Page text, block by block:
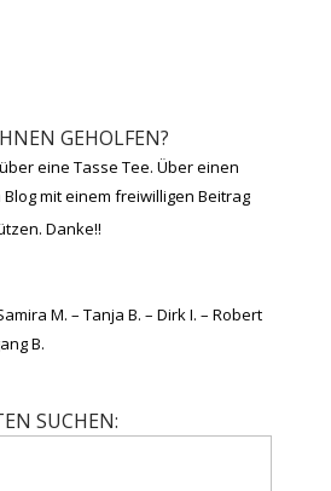
GEHOLFEN?
eine Tasse Tee. Über einen
mit einem freiwilligen Beitrag
Danke!!
M. – Tanja B. – Dirk I. – Robert
B.
SUCHEN: